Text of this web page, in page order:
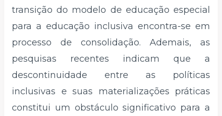
transição do modelo de educação especial
para a educação inclusiva encontra-se em
processo de consolidação. Ademais, as
pesquisas recentes indicam que a
descontinuidade entre as políticas
inclusivas e suas materializações práticas
constitui um obstáculo significativo para a